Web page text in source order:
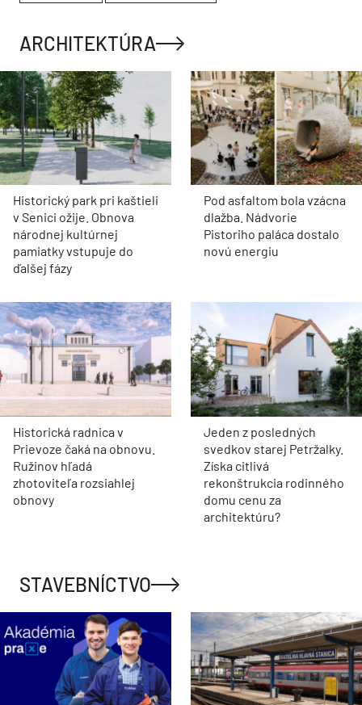
ARCHITEKTÚRA
Historický park pri kaštieli
v Senici ožije. Obnova
národnej kultúrnej
pamiatky vstupuje do
ďalšej fázy
Pod asfaltom bola vzácna
dlažba. Nádvorie
Pistoriho paláca dostalo
novú energiu
Historická radnica v
Prievoze čaká na obnovu.
Ružinov hľadá
zhotoviteľa rozsiahlej
obnovy
Jeden z posledných
svedkov starej Petržalky.
Získa citlivá
rekonštrukcia rodinného
domu cenu za
architektúru?
STAVEBNÍCTVO